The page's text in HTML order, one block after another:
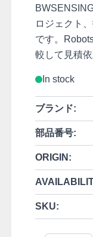
ロジェクト
です。
較して見積
In stock
ブランド:
部品番号:
ORIGIN:
SKU: